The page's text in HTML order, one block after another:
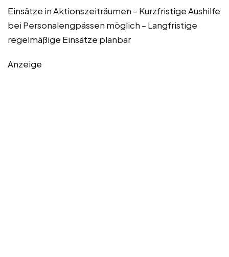
Einsätze in Aktionszeiträumen – Kurzfristige Aushilfe
bei Personalengpässen möglich – Langfristige
regelmäßige Einsätze planbar
Anzeige